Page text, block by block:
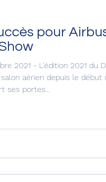
pour
2021 - L'édition 2021 du
aérien depuis le début
ses portes...